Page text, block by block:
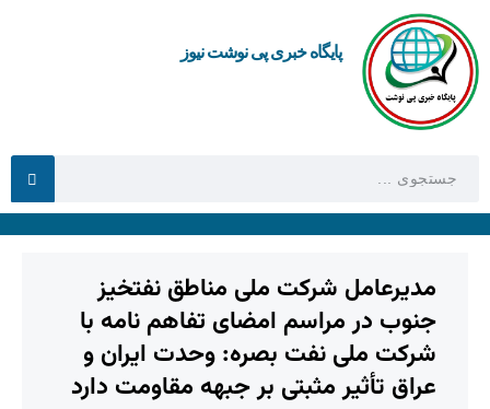
پایگاه خبری پی نوشت نیوز
مدیرعامل شرکت ملی مناطق نفتخیز
جنوب در مراسم امضای تفاهم نامه با
شرکت ملی نفت بصره: وحدت ایران و
عراق تأثیر مثبتی بر جبهه مقاومت دارد